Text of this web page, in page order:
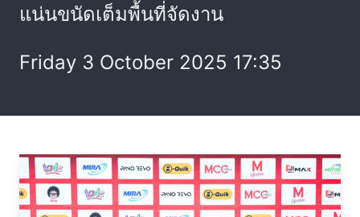
แน่นขนัดเต็มพื้นที่จัดงาน
Friday 3 October 2025 17:35